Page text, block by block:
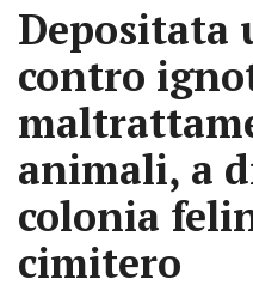
Depositata
contro
animali, a
colonia
cimitero